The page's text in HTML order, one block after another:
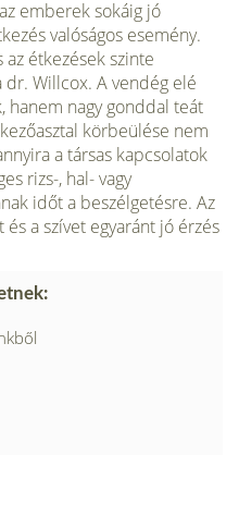
emberek sokáig jó
valóságos esemény.
étkezések szinte
Willcox. A vendég elé
hanem nagy gonddal teát
körbeülése nem
a társas kapcsolatok
rizs-, hal- vagy
időt a beszélgetésre. Az
a szívet egyaránt jó érzés